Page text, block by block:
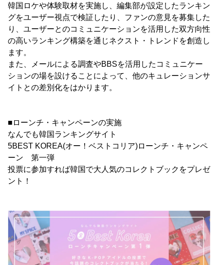
韓国ロケや体験取材を実施し、編集部が設定したランキン
グをユーザー視点で検証したり、ファンの意見を募集した
り、ユーザーとのコミュニケーションを活用した双方向性
の高いランキング構築を通じネクスト・トレンドを創造し
ます。
また、メールによる調査やBBSを活用したコミュニケー
ションの場を設けることによって、他のキュレーションサ
イトとの差別化をはかります。
■ローンチ・キャンペーンの実施
なんでも韓国ランキングサイト
5BEST KOREA(オー！ベストコリア)ローンチ・キャンペ
ーン 第一弾
投票に参加すれば韓国で大人気のコレクトブックをプレゼ
ント！